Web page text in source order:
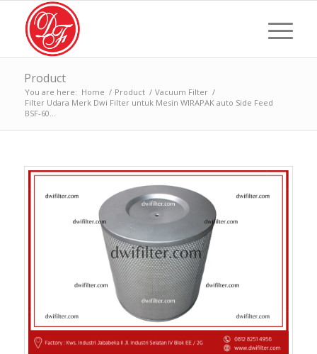
Product
You are here: Home / Product / Vacuum Filter /
Filter Udara Merk Dwi Filter untuk Mesin WIRAPAK auto Side Feed
BSF-60...